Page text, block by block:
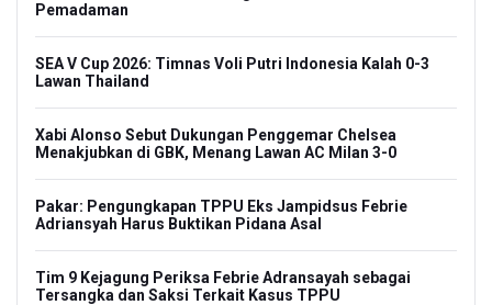
Pemadaman
SEA V Cup 2026: Timnas Voli Putri Indonesia Kalah 0-3
Lawan Thailand
Xabi Alonso Sebut Dukungan Penggemar Chelsea
Menakjubkan di GBK, Menang Lawan AC Milan 3-0
Pakar: Pengungkapan TPPU Eks Jampidsus Febrie
Adriansyah Harus Buktikan Pidana Asal
Tim 9 Kejagung Periksa Febrie Adransayah sebagai
Tersangka dan Saksi Terkait Kasus TPPU